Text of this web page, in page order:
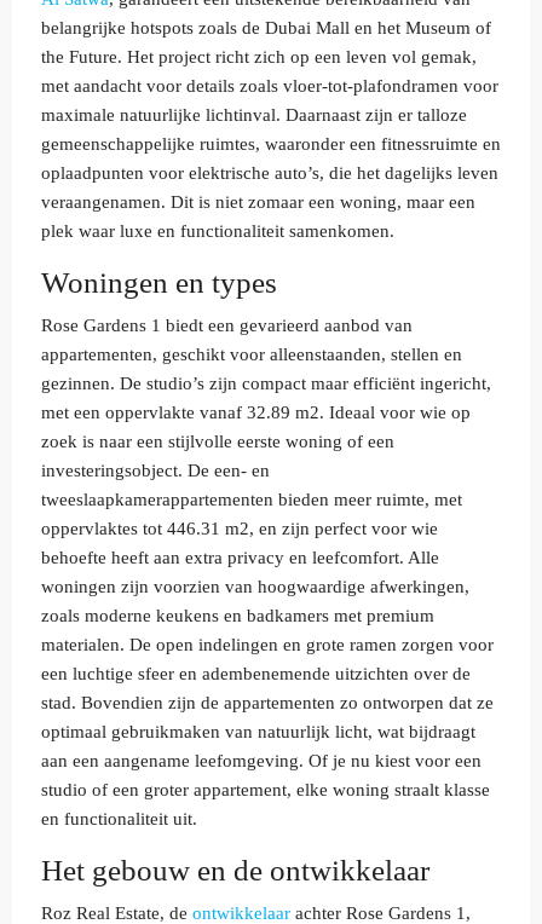
belangrijke hotspots zoals de Dubai Mall en het Museum of
the Future. Het project richt zich op een leven vol gemak,
met aandacht voor details zoals vloer-tot-plafondramen voor
maximale natuurlijke lichtinval. Daarnaast zijn er talloze
gemeenschappelijke ruimtes, waaronder een fitnessruimte en
oplaadpunten voor elektrische auto’s, die het dagelijks leven
veraangenamen. Dit is niet zomaar een woning, maar een
plek waar luxe en functionaliteit samenkomen.
Woningen en types
Rose Gardens 1 biedt een gevarieerd aanbod van
appartementen, geschikt voor alleenstaanden, stellen en
gezinnen. De studio’s zijn compact maar efficiënt ingericht,
met een oppervlakte vanaf 32.89 m2. Ideaal voor wie op
zoek is naar een stijlvolle eerste woning of een
investeringsobject. De een- en
tweeslaapkamerappartementen bieden meer ruimte, met
oppervlaktes tot 446.31 m2, en zijn perfect voor wie
behoefte heeft aan extra privacy en leefcomfort. Alle
woningen zijn voorzien van hoogwaardige afwerkingen,
zoals moderne keukens en badkamers met premium
materialen. De open indelingen en grote ramen zorgen voor
een luchtige sfeer en adembenemende uitzichten over de
stad. Bovendien zijn de appartementen zo ontworpen dat ze
optimaal gebruikmaken van natuurlijk licht, wat bijdraagt
aan een aangename leefomgeving. Of je nu kiest voor een
studio of een groter appartement, elke woning straalt klasse
en functionaliteit uit.
Het gebouw en de ontwikkelaar
Roz Real Estate, de ontwikkelaar achter Rose Gardens 1,